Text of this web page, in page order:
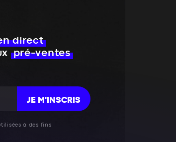
direct
pré-ventes
JE M'INSCRIS
à des fins